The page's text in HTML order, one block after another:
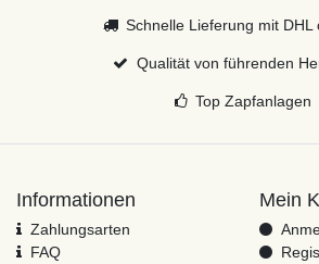
Schnelle Lieferung mit DHL
Qualität von führenden
Top Zapfanlagen
Informationen
Zahlungsarten
FAQ
Mein